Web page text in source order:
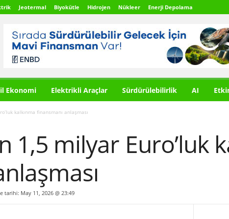
Jeotermal Biyokütle Hidrojen Nükleer Enerji Depolama
Ekonomi Elektrikli Araçlar Sürdürülebilirlik AI
kalkınma finansmanı anlaşması
1,5 milyar Euro’luk
tarihi: May 11, 2026 @ 23:49